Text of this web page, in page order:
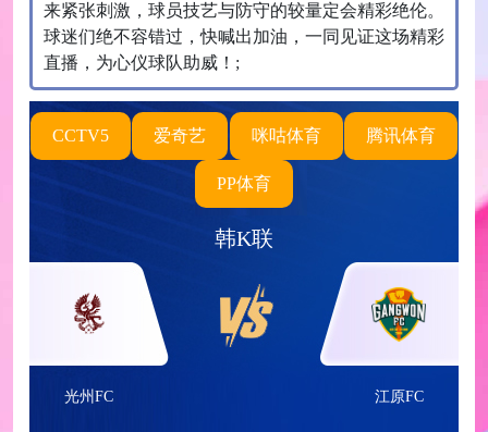
来紧张刺激，球员技艺与防守的较量定会精彩绝伦。
球迷们绝不容错过，快喊出加油，一同见证这场精彩
直播，为心仪球队助威！;
CCTV5 爱奇艺 咪咕体育 腾讯体育
PP体育
韩K联
光州FC 江原FC